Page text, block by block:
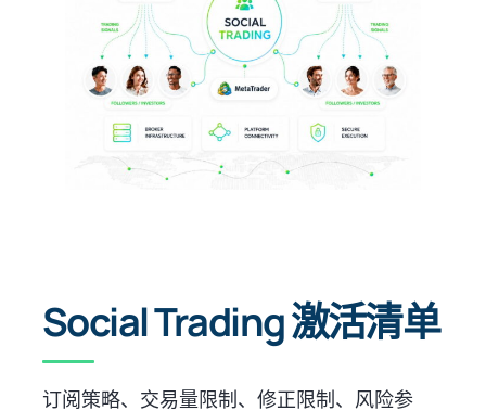
Social Trading 激活清单
订阅策略、交易量限制、修正限制、风险参